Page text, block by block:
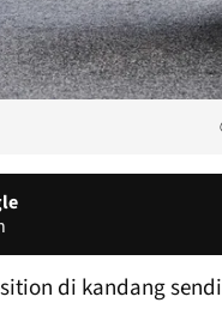
di kandang